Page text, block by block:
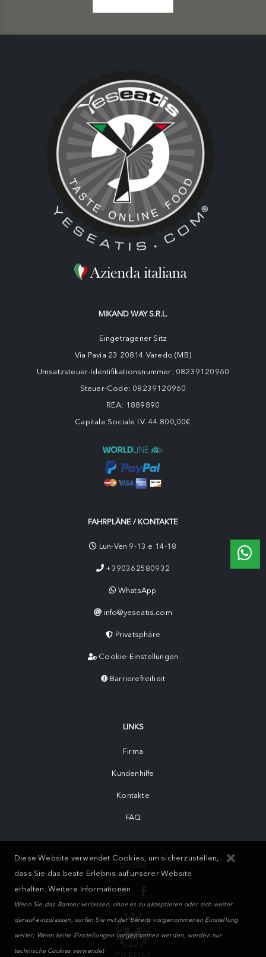
MIKAND WAY S.R.L.
Eingetragener Sitz
Via Pavia 23 20814 Varedo (MB)
Umsatzsteuer-Identifikationsnummer: 08239120960
Steuer-Code: 08239120960
REA: 1889890
Capitale Sociale I.V. 44.800,00€
FAHRPLÄNE / KONTAKTE
Lun-Ven 9-13 e 14-18
+390362580932
WhatsApp
info@yeseatis.com
Privatsphäre
Cookie-Einstellungen
Barrierefreiheit
LINKS
Firma
Kundenhilfe
Kontakte
FAQ
Diese Website verwendet Cookies, um sicherzustellen,
dass Sie das beste Erlebnis auf unserer Website
erhalten.Weitere Informationen
Wenn Sie das Banner verlassen, ohne es zu akzeptieren oder sich weiter
darauf einzulassen, surfen Sie mit der bereits vorgenommenen Einstellung
weiter; Wenn keine Einstellungen vorgenommen werden, werden nur
technische Cookies verwendet